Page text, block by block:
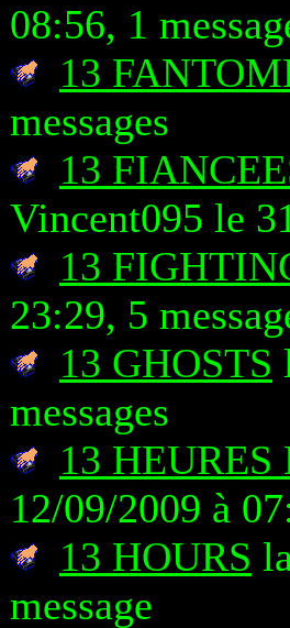
08:56, 1
13
messages
13
Vincent095 le
13
23:29, 5
13 GHOSTS
messages
13
12/09/2009 à
13 HOURS
message